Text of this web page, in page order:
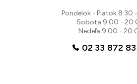
Pondelok - Piatok 8:30
Sobota 9:00 -
Nedeľa 9:00 -
02 33 872